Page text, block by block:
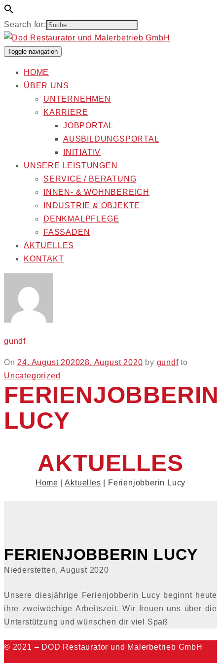
Search for:
Toggle navigation
HOME
ÜBER UNS
UNTERNEHMEN
KARRIERE
JOBPORTAL
AUSBILDUNGSPORTAL
INITIATIV
UNSERE LEISTUNGEN
SERVICE / BERATUNG
INNEN- & WOHNBEREICH
INDUSTRIE & OBJEKTE
DENKMALPFLEGE
FASSADEN
AKTUELLES
KONTAKT
gundf
On Posted
on
24. August 202028. August 2020 by gundfto
Uncategorized
FERIENJOBBERIN
LUCY
AKTUELLES
Home |Aktuelles | Ferienjobberin Lucy
FERIENJOBBERIN LUCY
Niederstetten, August 2020
Unsere diesjährige Ferienjobberin Lucy beginnt heute
ihre zweiwöchige Arbeitszeit. Wir freuen uns über die
Unterstützung und wünschen dir viel Spaß
© 2021 – DOD Restaurator und Malerbetrieb GmbH